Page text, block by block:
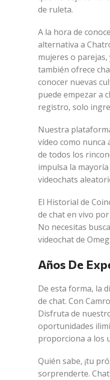
de ruleta.
A la hora de
alternativa a
mujeres o parejas,
también ofrece
conocer nuevas
puede empezar a
registro, solo
Nuestra
vídeo como nunca
de todos los
impulsa la
videochats
El Historial de
de chat en vivo
No necesitas
videochat de
Años De
De esta forma, la
de chat. Con
Disfruta de
oportunidades
proporciona a los
Quién sabe, ¡tu
sorprenderte.